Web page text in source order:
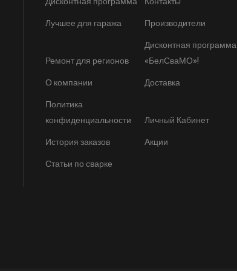
Лучшее для гаража
Производители
Ремонт для регионов
Дисконтная программа
«БелСваМО»!
О компании
Доставка
Политика
конфиденциальности
Личный Кабинет
История заказов
Акции
Статьи по сварке